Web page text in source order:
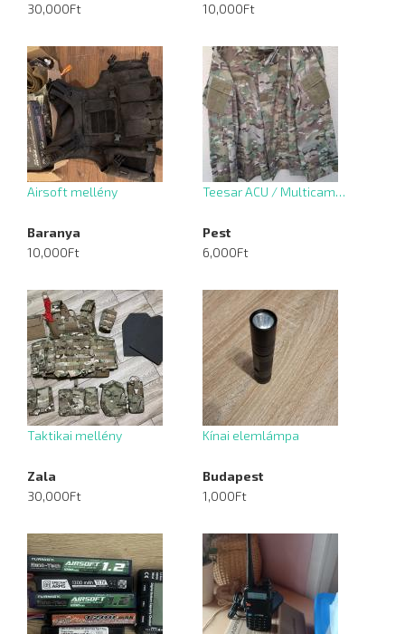
30,000Ft
10,000Ft
Airsoft mellény
Baranya
10,000Ft
Teesar ACU / Multicam…
Pest
6,000Ft
Taktikai mellény
Zala
30,000Ft
Kínai elemlámpa
Budapest
1,000Ft